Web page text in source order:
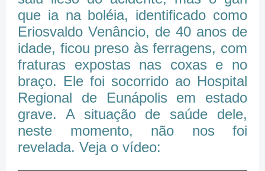
que ia na boléia, identificado como
Eriosvaldo Venâncio, de 40 anos de
idade, ficou preso às ferragens, com
fraturas expostas nas coxas e no
braço. Ele foi socorrido ao Hospital
Regional de Eunápolis em estado
grave. A situação de saúde dele,
neste momento, não nos foi
revelada. Veja o vídeo: